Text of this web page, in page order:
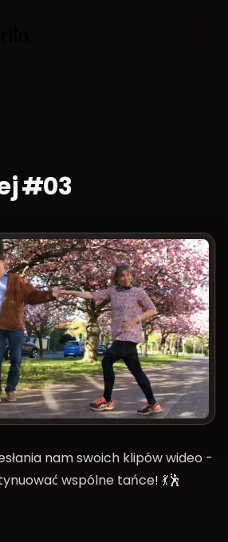
#03
nam swoich klipów wideo -
wspólne tańce! 💃🕺